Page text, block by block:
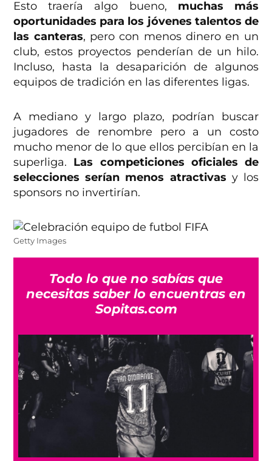
Esto traería algo bueno, muchas más
oportunidades para los jóvenes talentos de
las canteras, pero con menos dinero en un
club, estos proyectos penderían de un hilo.
Incluso, hasta la desaparición de algunos
equipos de tradición en las diferentes ligas.
A mediano y largo plazo, podrían buscar
jugadores de renombre pero a un costo
mucho menor de lo que ellos percibían en la
superliga. Las competiciones oficiales de
selecciones serían menos atractivas y los
sponsors no invertirían.
Getty Images
Todo lo que no sabías que
necesitas saber lo encuentras en
Sopitas.com